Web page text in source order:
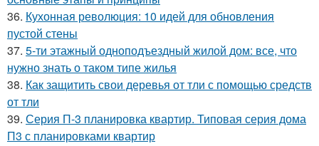
36. Кухонная революция: 10 идей для обновления
пустой стены
37. 5-ти этажный одноподъездный жилой дом: все, что
нужно знать о таком типе жилья
38. Как защитить свои деревья от тли с помощью средств
от тли
39. Серия П-3 планировка квартир. Типовая серия дома
П3 с планировками квартир